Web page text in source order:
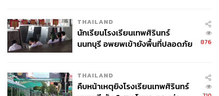
THAILAND
นักเรียนโรงเรียนเทพศิรินทร์
นนทบุรี อพยพเข้ายังพื้นที่ปลอดภัย
876
THAILAND
คืบหน้าเหตุยิงโรงเรียนเทพศิรินทร์